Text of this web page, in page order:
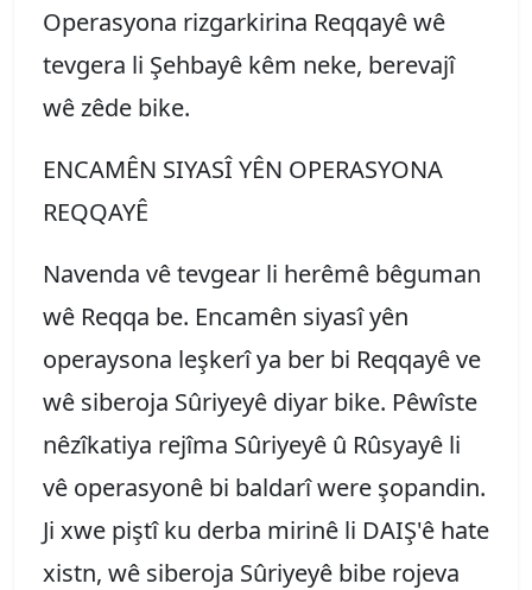
Operasyona rizgarkirina Reqqayê wê
tevgera li Şehbayê kêm neke, berevajî
wê zêde bike.
ENCAMÊN SIYASÎ YÊN OPERASYONA
REQQAYÊ
Navenda vê tevgear li herêmê bêguman
wê Reqqa be. Encamên siyasî yên
operaysona leşkerî ya ber bi Reqqayê ve
wê siberoja Sûriyeyê diyar bike. Pêwîste
nêzîkatiya rejîma Sûriyeyê û Rûsyayê li
vê operasyonê bi baldarî were şopandin.
Ji xwe piştî ku derba mirinê li DAIŞ'ê hate
xistn, wê siberoja Sûriyeyê bibe rojeva